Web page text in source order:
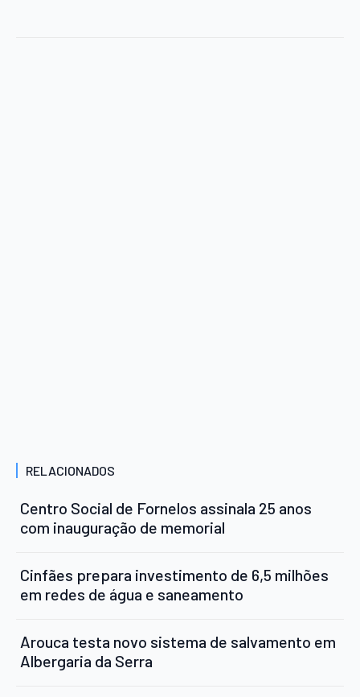
RELACIONADOS
Centro Social de Fornelos assinala 25 anos
com inauguração de memorial
Cinfães prepara investimento de 6,5 milhões
em redes de água e saneamento
Arouca testa novo sistema de salvamento em
Albergaria da Serra